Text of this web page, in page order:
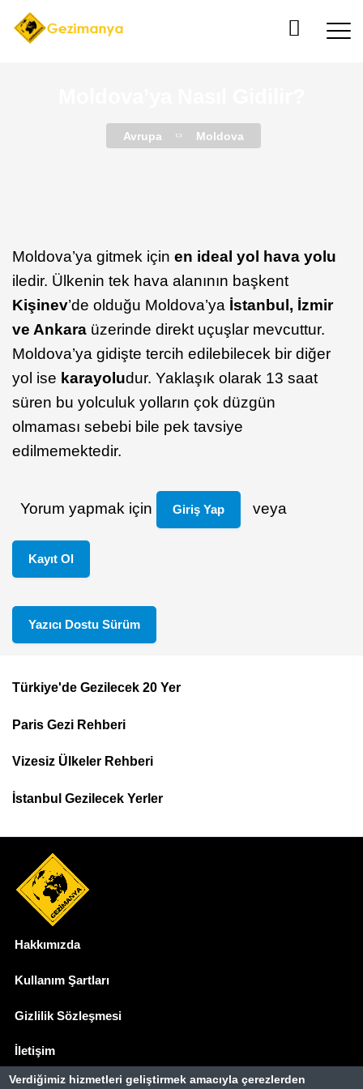
Avrupa Moldova
Moldova’ya gitmek için en ideal yol hava yolu
iledir. Ülkenin tek hava alanının başkent
Kişinev’de olduğu Moldova’ya İstanbul, İzmir
ve Ankara üzerinde direkt uçuşlar mevcuttur.
Moldova’ya gidişte tercih edilebilecek bir diğer
yol ise karayoludur. Yaklaşık olarak 13 saat
süren bu yolculuk yolların çok düzgün
olmaması sebebi bile pek tavsiye
edilmemektedir.
Yorum yapmak için Giriş Yap veya
Kayıt Ol
Yazıcı Dostu Sürüm
Footer
Top
Menu
Türkiye'de Gezilecek 20 Yer
Paris Gezi Rehberi
Vizesiz Ülkeler Rehberi
İstanbul Gezilecek Yerler
Hakkımızda
Kullanım Şartları
Gizlilik Sözleşmesi
İletişim
Verdiğimiz hizmetleri geliştirmek amacıyla çerezlerden